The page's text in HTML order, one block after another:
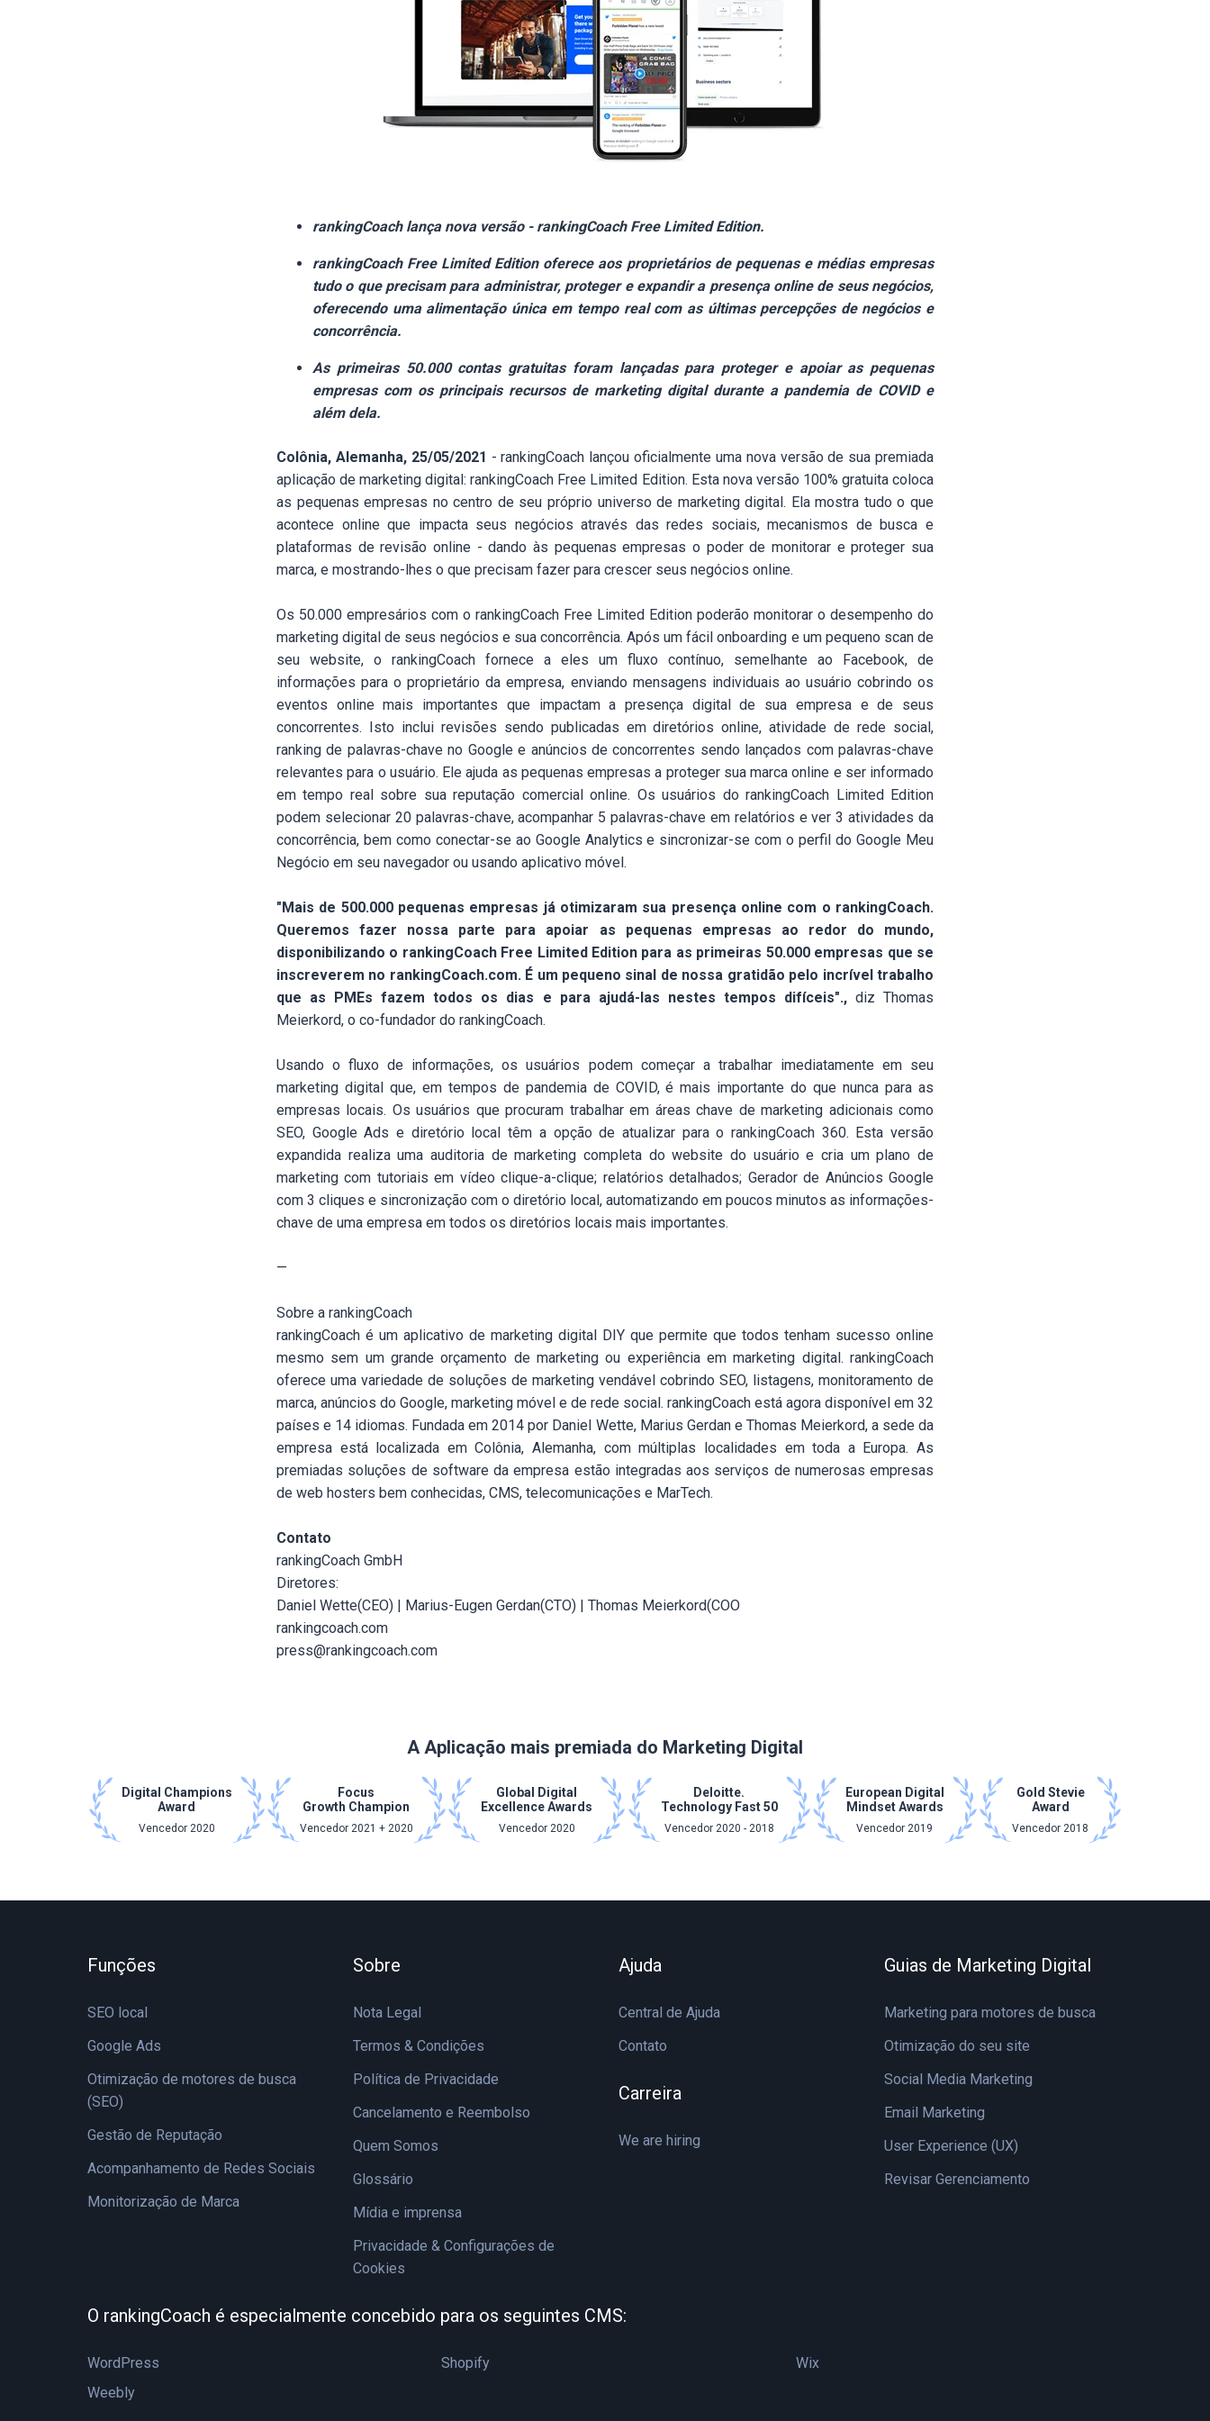
rankingCoach lança nova versão - rankingCoach Free Limited Edition.
rankingCoach Free Limited Edition oferece aos proprietários de pequenas e médias empresas
tudo o que precisam para administrar, proteger e expandir a presença online de seus negócios,
oferecendo uma alimentação única em tempo real com as últimas percepções de negócios e
concorrência.
As primeiras 50.000 contas gratuitas foram lançadas para proteger e apoiar as pequenas
empresas com os principais recursos de marketing digital durante a pandemia de COVID e
além dela.
Colônia, Alemanha, 25/05/2021 - rankingCoach lançou oficialmente uma nova versão de sua premiada
aplicação de marketing digital: rankingCoach Free Limited Edition. Esta nova versão 100% gratuita coloca
as pequenas empresas no centro de seu próprio universo de marketing digital. Ela mostra tudo o que
acontece online que impacta seus negócios através das redes sociais, mecanismos de busca e
plataformas de revisão online - dando às pequenas empresas o poder de monitorar e proteger sua
marca, e mostrando-lhes o que precisam fazer para crescer seus negócios online.
Os 50.000 empresários com o rankingCoach Free Limited Edition poderão monitorar o desempenho do
marketing digital de seus negócios e sua concorrência. Após um fácil onboarding e um pequeno scan de
seu website, o rankingCoach fornece a eles um fluxo contínuo, semelhante ao Facebook, de
informações para o proprietário da empresa, enviando mensagens individuais ao usuário cobrindo os
eventos online mais importantes que impactam a presença digital de sua empresa e de seus
concorrentes. Isto inclui revisões sendo publicadas em diretórios online, atividade de rede social,
ranking de palavras-chave no Google e anúncios de concorrentes sendo lançados com palavras-chave
relevantes para o usuário. Ele ajuda as pequenas empresas a proteger sua marca online e ser informado
em tempo real sobre sua reputação comercial online. Os usuários do rankingCoach Limited Edition
podem selecionar 20 palavras-chave, acompanhar 5 palavras-chave em relatórios e ver 3 atividades da
concorrência, bem como conectar-se ao Google Analytics e sincronizar-se com o perfil do Google Meu
Negócio em seu navegador ou usando aplicativo móvel.
"Mais de 500.000 pequenas empresas já otimizaram sua presença online com o rankingCoach.
Queremos fazer nossa parte para apoiar as pequenas empresas ao redor do mundo,
disponibilizando o rankingCoach Free Limited Edition para as primeiras 50.000 empresas que se
inscreverem no rankingCoach.com. É um pequeno sinal de nossa gratidão pelo incrível trabalho
que as PMEs fazem todos os dias e para ajudá-las nestes tempos difíceis"., diz Thomas
Meierkord, o co-fundador do rankingCoach.
Usando o fluxo de informações, os usuários podem começar a trabalhar imediatamente em seu
marketing digital que, em tempos de pandemia de COVID, é mais importante do que nunca para as
empresas locais. Os usuários que procuram trabalhar em áreas chave de marketing adicionais como
SEO, Google Ads e diretório local têm a opção de atualizar para o rankingCoach 360. Esta versão
expandida realiza uma auditoria de marketing completa do website do usuário e cria um plano de
marketing com tutoriais em vídeo clique-a-clique; relatórios detalhados; Gerador de Anúncios Google
com 3 cliques e sincronização com o diretório local, automatizando em poucos minutos as informações-
chave de uma empresa em todos os diretórios locais mais importantes.
—
Sobre a rankingCoach
rankingCoach é um aplicativo de marketing digital DIY que permite que todos tenham sucesso online
mesmo sem um grande orçamento de marketing ou experiência em marketing digital. rankingCoach
oferece uma variedade de soluções de marketing vendável cobrindo SEO, listagens, monitoramento de
marca, anúncios do Google, marketing móvel e de rede social. rankingCoach está agora disponível em 32
países e 14 idiomas. Fundada em 2014 por Daniel Wette, Marius Gerdan e Thomas Meierkord, a sede da
empresa está localizada em Colônia, Alemanha, com múltiplas localidades em toda a Europa. As
premiadas soluções de software da empresa estão integradas aos serviços de numerosas empresas
de web hosters bem conhecidas, CMS, telecomunicações e MarTech.
Contato
rankingCoach GmbH
Diretores:
Daniel Wette(CEO) | Marius-Eugen Gerdan(CTO) | Thomas Meierkord(COO
rankingcoach.com
press@rankingcoach.com
A Aplicação mais premiada do Marketing Digital
Digital Champions
Award
Vencedor 2020
Focus
Growth Champion
Vencedor 2021 + 2020
Global Digital
Excellence Awards
Vencedor 2020
Deloitte.
Technology Fast 50
Vencedor 2020 - 2018
European Digital
Mindset Awards
Vencedor 2019
Gold Stevie
Award
Vencedor 2018
Funções
SEO local
Google Ads
Otimização de motores de busca
(SEO)
Gestão de Reputação
Acompanhamento de Redes Sociais
Monitorização de Marca
Sobre
Nota Legal
Termos & Condições
Política de Privacidade
Cancelamento e Reembolso
Quem Somos
Glossário
Mídia e imprensa
Privacidade & Configurações de
Cookies
Ajuda
Central de Ajuda
Contato
Carreira
We are hiring
Guias de Marketing Digital
Marketing para motores de busca
Otimização do seu site
Social Media Marketing
Email Marketing
User Experience (UX)
Revisar Gerenciamento
O rankingCoach é especialmente concebido para os seguintes CMS:
WordPress Shopify
Wix
Weebly